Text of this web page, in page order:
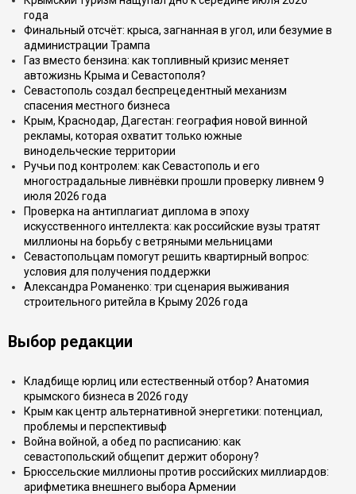
года
Финальный отсчёт: крыса, загнанная в угол, или безумие в
администрации Трампа
Газ вместо бензина: как топливный кризис меняет
автожизнь Крыма и Севастополя?
Севастополь создал беспрецедентный механизм
спасения местного бизнеса
Крым, Краснодар, Дагестан: география новой винной
рекламы, которая охватит только южные
винодельческие территории
Ручьи под контролем: как Севастополь и его
многострадальные ливнёвки прошли проверку ливнем 9
июля 2026 года
Проверка на антиплагиат диплома в эпоху
искусственного интеллекта: как российские вузы тратят
миллионы на борьбу с ветряными мельницами
Севастопольцам помогут решить квартирный вопрос:
условия для получения поддержки
Александра Романенко: три сценария выживания
строительного ритейла в Крыму 2026 года
Выбор редакции
Кладбище юрлиц или естественный отбор? Анатомия
крымского бизнеса в 2026 году
Крым как центр альтернативной энергетики: потенциал,
проблемы и перспективыф
Война войной, а обед по расписанию: как
севастопольский общепит держит оборону?
Брюссельские миллионы против российских миллиардов:
арифметика внешнего выбора Армении